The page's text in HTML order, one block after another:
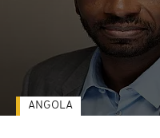
ANGOLA